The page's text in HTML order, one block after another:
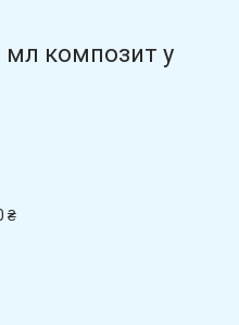
мл композит у
₴